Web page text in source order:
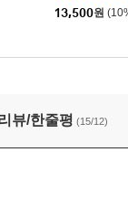
13,500원
가지
뷰/한줄평 (15/12)